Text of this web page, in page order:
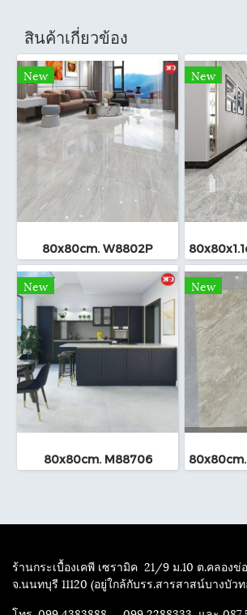
สินค้าเกี่ยวข้อง
New
80x80cm. W8802P
New
New
80x80cm. M88706
New
ร้านกระเบื้องเคพี เซรามิค 21/9 ม.10 ต.คลองข่
จ.นนทบุรี 11120 (อยู่ใกล้กับรร.สารสาสน์บางบัว